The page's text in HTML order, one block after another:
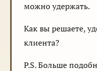
можно удержать.
Как вы решаете,
клиента?
P.S. Больше